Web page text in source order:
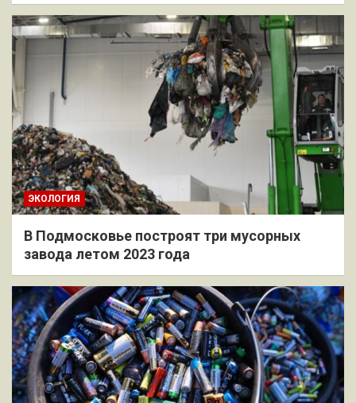
ЭКОЛОГИЯ
В Подмосковье построят три мусорных
завода летом 2023 года